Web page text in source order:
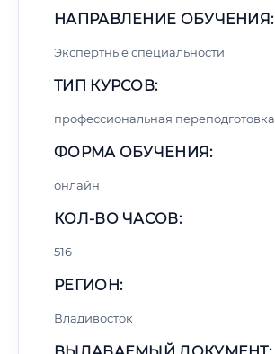
НАПРАВЛЕНИЕ ОБУЧЕНИЯ:
Экспертные специальности
ТИП КУРСОВ:
профессиональная переподготовка
ФОРМА ОБУЧЕНИЯ:
онлайн
КОЛ-ВО ЧАСОВ:
516
РЕГИОН:
Владивосток